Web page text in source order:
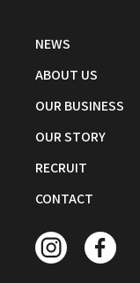
NEWS
ABOUT US
OUR BUSINESS
OUR STORY
RECRUIT
CONTACT